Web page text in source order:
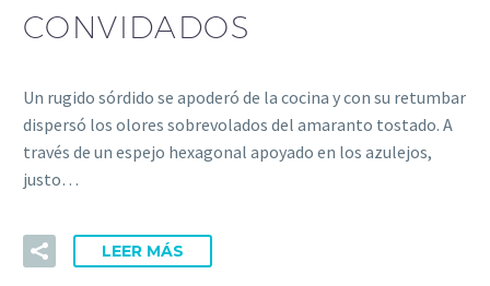
CONVIDADOS
Un rugido sórdido se apoderó de la cocina y con su retumbar
dispersó los olores sobrevolados del amaranto tostado. A
través de un espejo hexagonal apoyado en los azulejos,
justo…
LEER MÁS